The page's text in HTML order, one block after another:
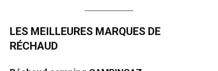
LES MEILLEURES MARQUES DE
RÉCHAUD